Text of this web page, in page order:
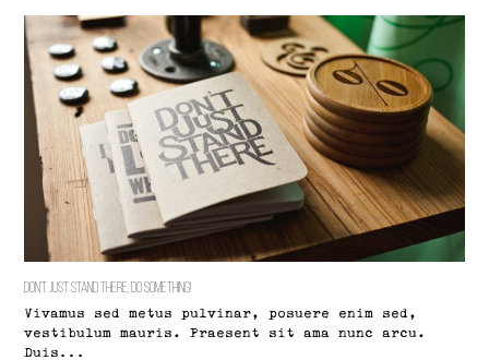
Don’t Just Stand There, Do Something!
Vivamus sed metus pulvinar, posuere enim sed,
vestibulum mauris. Praesent sit ama nunc arcu.
Duis…